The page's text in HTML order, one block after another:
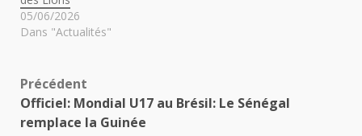
05/06/2026
Dans "Actualités"
Navigation
d’article
Précédent
Officiel: Mondial U17 au Brésil: Le Sénégal
remplace la Guinée